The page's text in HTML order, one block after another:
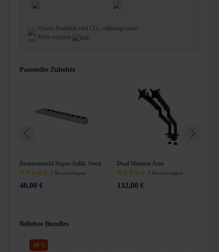
Unsere Produkte sind CO₂ vollkompensiert.
Mehr erfahren
Passendes Zubehör
Brennenstuhl Super-Solid, Steckdosenleiste 8-fach mit Überspannungsschutz
Durchschnittliche Bewertung von 5 von 5 Sternen
2 Bewertungen
40,00 €
Dual Monitor Arm
Durchschnittliche Bewertung von 4.6 von 5 Sternen
3 Bewertungen
132,00 €
Beliebte Bundles
-10 %